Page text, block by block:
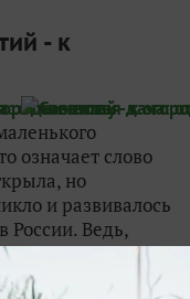
- к
означает слово
но
и развивалось
России. Ведь,